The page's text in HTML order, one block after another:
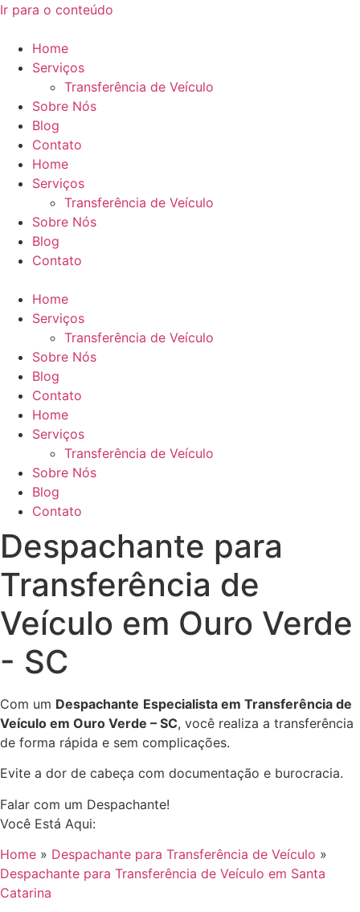
Ir para o conteúdo
Home
Serviços
Transferência de Veículo
Sobre Nós
Blog
Contato
Home
Serviços
Transferência de Veículo
Sobre Nós
Blog
Contato
Home
Serviços
Transferência de Veículo
Sobre Nós
Blog
Contato
Home
Serviços
Transferência de Veículo
Sobre Nós
Blog
Contato
Despachante para
Transferência de
Veículo em Ouro Verde
- SC
Com um Despachante Especialista em Transferência de
Veículo em Ouro Verde – SC, você realiza a transferência
de forma rápida e sem complicações.
Evite a dor de cabeça com documentação e burocracia.
Falar com um Despachante!
Você Está Aqui:
Home » Despachante para Transferência de Veículo »
Despachante para Transferência de Veículo em Santa
Catarina